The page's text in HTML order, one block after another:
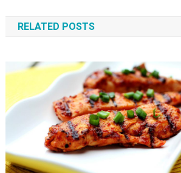
wpisu
RELATED POSTS